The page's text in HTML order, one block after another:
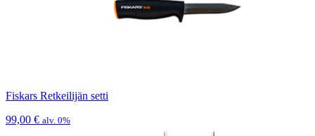
Fiskars Retkeilijän setti
99,00 € alv. 0%